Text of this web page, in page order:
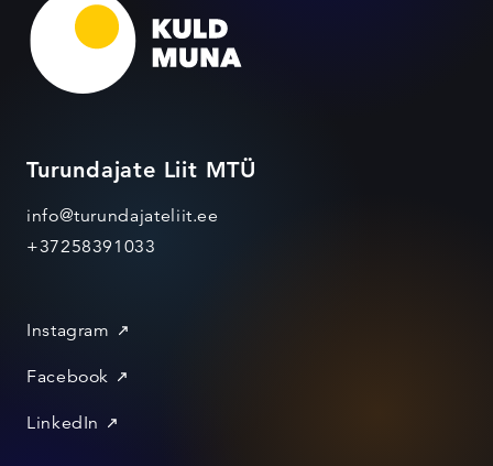
Turundajate Liit MTÜ
info@turundajateliit.ee
+37258391033
Instagram
Facebook
LinkedIn